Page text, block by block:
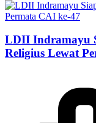
LDII Indramayu
Religius Lewat